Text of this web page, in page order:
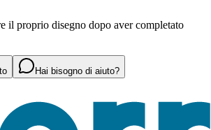
il proprio disegno dopo aver completato
Hai bisogno di aiuto?